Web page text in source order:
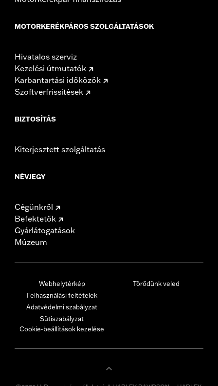
MOTORKERÉKPÁROS SZOLGÁLTATÁSOK
Hivatalos szerviz
Kezelési útmutatók
Karbantartási időközök
Szoftverfrissítések
BIZTOSÍTÁS
Kiterjesztett szolgáltatás
NÉVJEGY
Cégünkről
Befektetők
Gyárlátogatások
Múzeum
Webhelytérkép
Felhasználási feltételek
Adatvédelmi szabályzat
Sütiszabályzat
Cookie-beállítások kezelése
Törődünk veled